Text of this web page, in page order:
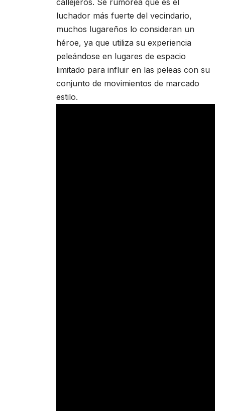
callejeros. Se rumorea que es el
luchador más fuerte del vecindario,
muchos lugareños lo consideran un
héroe, ya que utiliza su experiencia
peleándose en lugares de espacio
limitado para influir en las peleas con su
conjunto de movimientos de marcado
estilo.